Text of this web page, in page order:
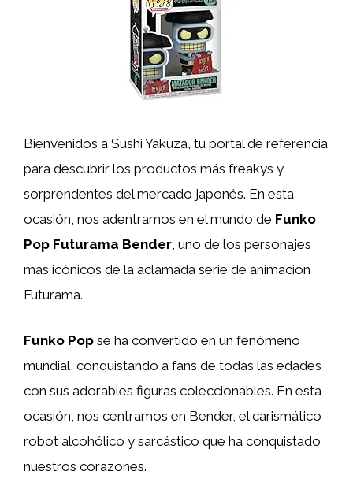
Bienvenidos a Sushi Yakuza, tu portal de referencia
para descubrir los productos más freakys y
sorprendentes del mercado japonés. En esta
ocasión, nos adentramos en el mundo de Funko
Pop Futurama Bender, uno de los personajes
más icónicos de la aclamada serie de animación
Futurama.
Funko Pop se ha convertido en un fenómeno
mundial, conquistando a fans de todas las edades
con sus adorables figuras coleccionables. En esta
ocasión, nos centramos en Bender, el carismático
robot alcohólico y sarcástico que ha conquistado
nuestros corazones.